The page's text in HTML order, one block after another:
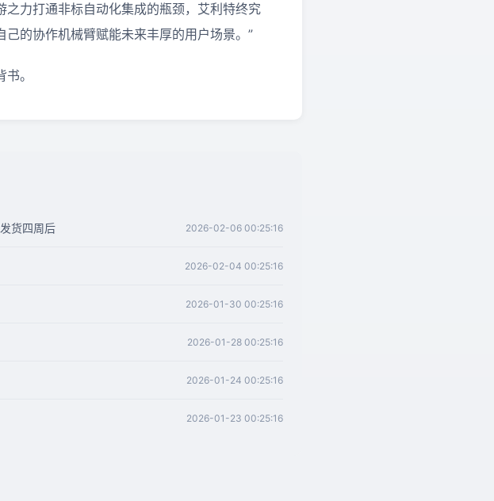
力打通非标自动化集成的瓶颈，艾利特终究
的协作机械臂赋能未来丰厚的用户场景。”
。
货四周后 2026-02-06 00:25:16
2026-02-04 00:25:16
2026-01-30 00:25:16
2026-01-28 00:25:16
2026-01-24 00:25:16
2026-01-23 00:25:16